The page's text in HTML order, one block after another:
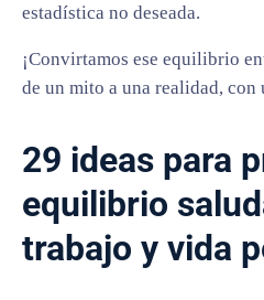
estadística no deseada.
¡Convirtamos ese equilibrio
de un mito a una realidad, con
29 ideas para
equilibrio
trabajo y vida